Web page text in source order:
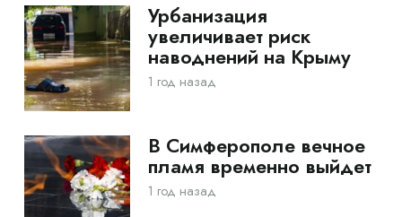
Урбанизация
увеличивает риск
наводнений на Крыму
1 год назад
В Симферополе вечное
пламя временно выйдет
1 год назад